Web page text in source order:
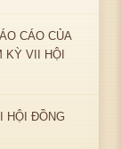
CÁO CỦA
KỲ VII HỘI
HỘI ĐỒNG